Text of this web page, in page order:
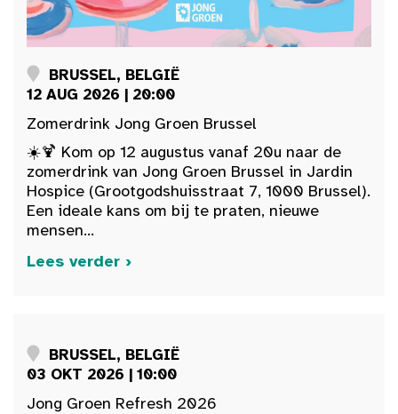
BRUSSEL, BELGIË
12 AUG 2026 | 20:00
Zomerdrink Jong Groen Brussel
☀️🍹 Kom op 12 augustus vanaf 20u naar de
zomerdrink van Jong Groen Brussel in Jardin
Hospice (Grootgodshuisstraat 7, 1000 Brussel).
Een ideale kans om bij te praten, nieuwe
mensen...
Lees verder ›
BRUSSEL, BELGIË
03 OKT 2026 | 10:00
Jong Groen Refresh 2026